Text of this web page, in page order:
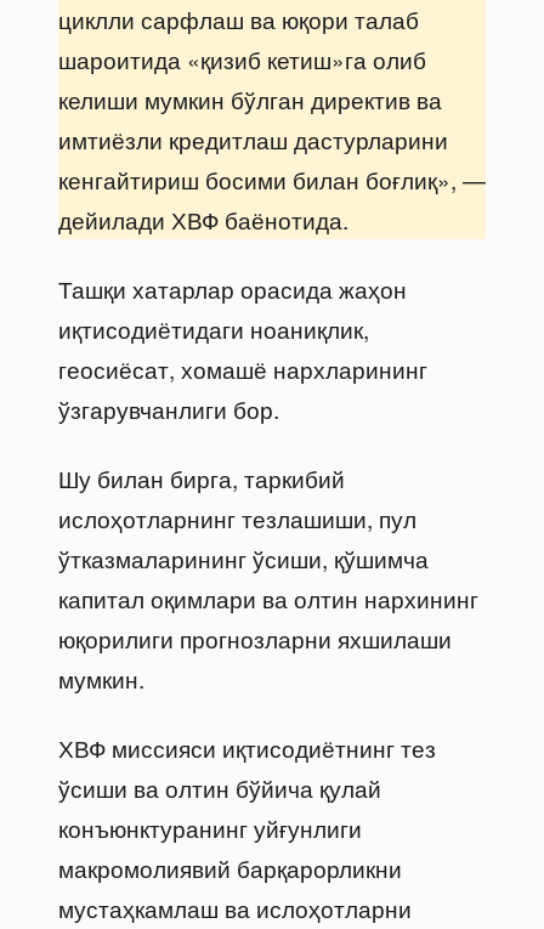
циклли сарфлаш ва юқори талаб
шароитида «қизиб кетиш»га олиб
келиши мумкин бўлган директив ва
имтиёзли кредитлаш дастурларини
кенгайтириш босими билан боғлиқ», —
дейилади ХВФ баёнотида.
Ташқи хатарлар орасида жаҳон
иқтисодиётидаги ноаниқлик,
геосиёсат, хомашё нархларининг
ўзгарувчанлиги бор.
Шу билан бирга, таркибий
ислоҳотларнинг тезлашиши, пул
ўтказмаларининг ўсиши, қўшимча
капитал оқимлари ва олтин нархининг
юқорилиги прогнозларни яхшилаши
мумкин.
ХВФ миссияси иқтисодиётнинг тез
ўсиши ва олтин бўйича қулай
конъюнктуранинг уйғунлиги
макромолиявий барқарорликни
мустаҳкамлаш ва ислоҳотларни